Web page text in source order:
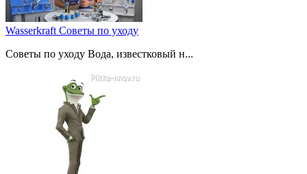
Wasserkraft Советы по уходу
Советы по уходу Вода, известковый н...